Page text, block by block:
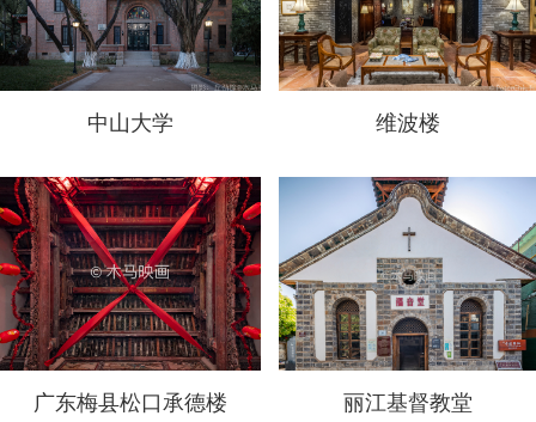
中山大学 维波楼
广东梅县松口承德楼 丽江基督教堂